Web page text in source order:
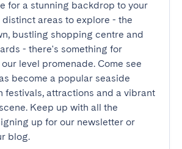
for a stunning backdrop to your
areas to explore - the
bustling shopping centre and
- there's something for
level promenade. Come see
become a popular seaside
festivals, attractions and a vibrant
Keep up with all the
up for our newsletter or
blog.